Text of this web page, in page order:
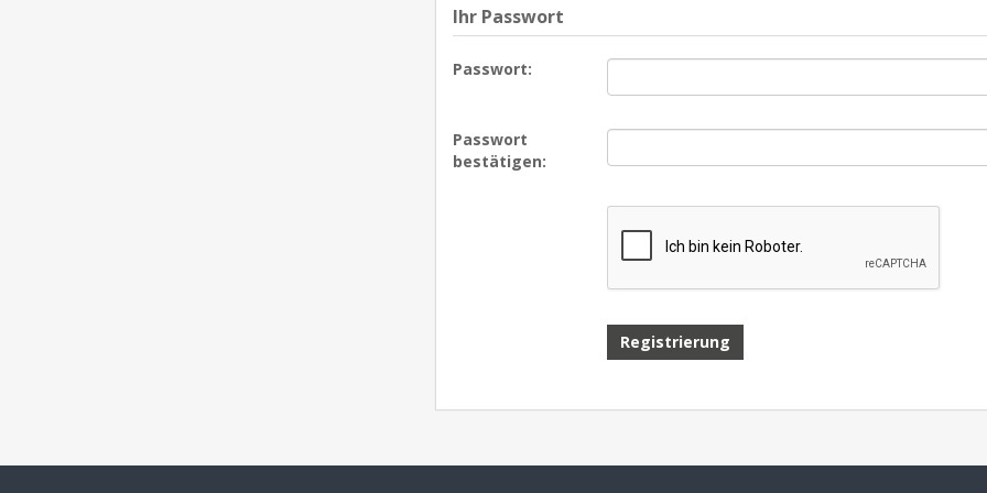
Ihr Passwort
Passwort:
Passwort
bestätigen: